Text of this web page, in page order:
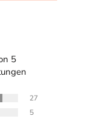
5
27
5